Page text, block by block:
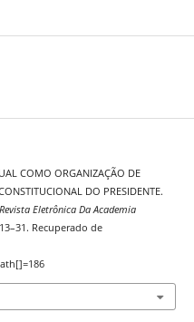
COMO ORGANIZAÇÃO DE
DO PRESIDENTE.
Eletrônica Da Academia
Recuperado de